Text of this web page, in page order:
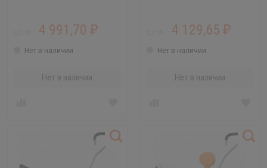
4 991,70 ₽
Нет в наличии
Нет в наличии
4 129,65 ₽
Нет в наличии
Нет в наличии